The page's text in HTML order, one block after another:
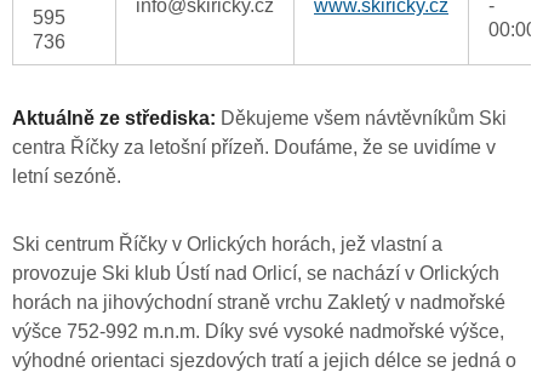
595
736
info@skiricky.cz www.skiricky.cz
-
Aktuálně ze střediska: Děkujeme všem návtěvníkům Ski
centra Říčky za letošní přízeň. Doufáme, že se uvidíme v
letní sezóně.
Ski centrum Říčky v Orlických horách, jež vlastní a
provozuje Ski klub Ústí nad Orlicí, se nachází v Orlických
horách na jihovýchodní straně vrchu Zakletý v nadmořské
výšce 752-992 m.n.m. Díky své vysoké nadmořské výšce,
výhodné orientaci sjezdových tratí a jejich délce se jedná o